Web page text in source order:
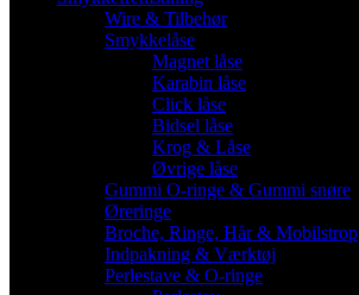
Wire & Tilbehør
Smykkelåse
Magnet låse
Karabin låse
Click låse
Bidsel låse
Krog & Låse
Øvrige låse
Gummi O-ringe & Gummi snøre
Øreringe
Broche, Ringe, Hår & Mobilstrop
Indpakning & Værktøj
Perlestave & O-ringe